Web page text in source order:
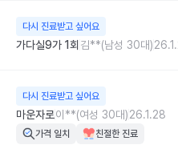
다시 진료받고 싶어요
가다실9가 1회 김**(남성 30대)
다시 진료받고 싶어요
마운자로이**(여성 30대)26.1.28
가격 일치 친절한 진료